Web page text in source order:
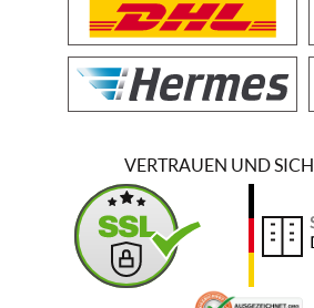
VERTRAUEN UND